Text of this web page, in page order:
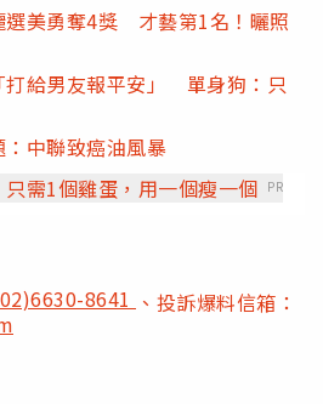
選美勇奪4獎 才藝第1名！曬照
打給男友報平安」 單身狗：只
中聯致癌油風暴
需1個雞蛋，用一個瘦一個
PR
8641 、投訴爆料信箱：